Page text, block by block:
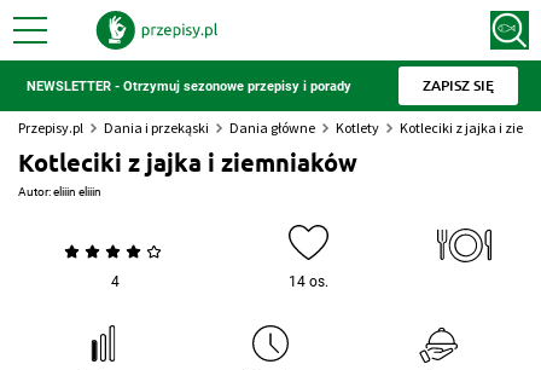
NEWSLETTER - Otrzymuj sezonowe przepisy i porady ZAPISZ SIĘ
Przepisy.pl Dania i przekąski Dania główne Kotlety Kotleciki z jajka i
Kotleciki z jajka i ziemniaków
Autor:eliiin eliiin
4 14 os.